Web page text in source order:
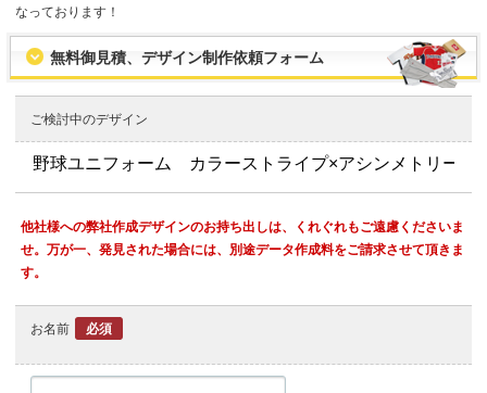
なっております！
無料御見積、デザイン制作依頼フォーム
ご検討中のデザイン
他社様への弊社作成デザインのお持ち出しは、くれぐれもご遠慮くださいま
せ。万が一、発見された場合には、別途データ作成料をご請求させて頂きま
す。
お名前 必須